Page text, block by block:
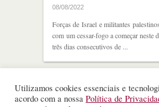
08/08/2022
Forças de Israel e militantes
com um cessar-fogo a começar neste
três dias consecutivos de ...
Utilizamos cookies essenciais e
acordo com a nossa Política de